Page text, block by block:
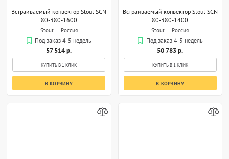
Встраиваемый конвектор Stout SCN
80-380-1600
Stout
Россия
Под заказ 4-5 недель
57 514 р.
КУПИТЬ В 1 КЛИК
В КОРЗИНУ
Встраиваемый конвектор Stout SCN
80-380-1400
Stout
Россия
Под заказ 4-5 недель
50 783 р.
КУПИТЬ В 1 КЛИК
В КОРЗИНУ